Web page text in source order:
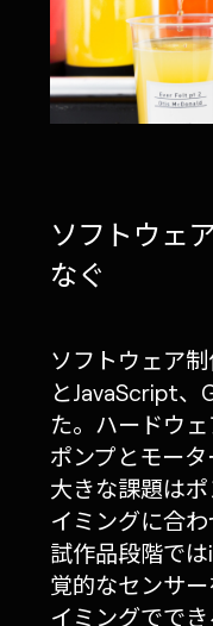
ソフトウェ
なぐ
ソフトウェア
とJavaScript、
た。ハードウ
ポンプとモー
大きな課題は
イミングに合わ
試作品段階で
覚的なセンサ
イミングでで